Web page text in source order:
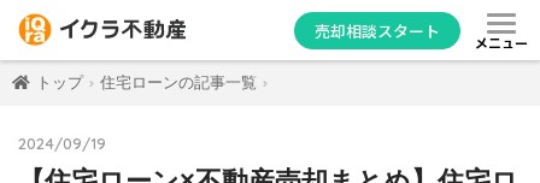
売却相談スタート
メニュー
トップ 住宅ローンの記事一覧
2024/09/19